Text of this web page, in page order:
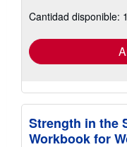
Cantidad disponible:
Strength in the
Workbook for